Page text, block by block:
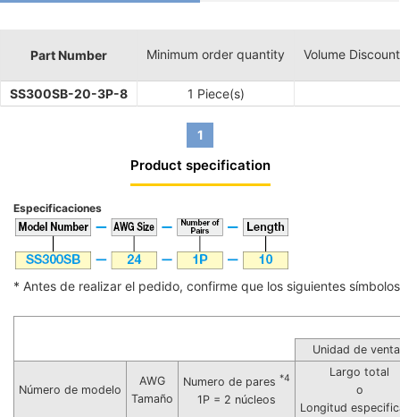
Part Number Minimum order quantity Volume Discount
SS300SB-20-3P-8 1 Piece(s)
1
Product specification
Especificaciones
* Antes de realizar el pedido, confirme que los siguientes
Unidad de
Número de modelo
AWG
Tamaño
Numero de pares *4
1P = 2 núcleos
Largo total
o
Longitud